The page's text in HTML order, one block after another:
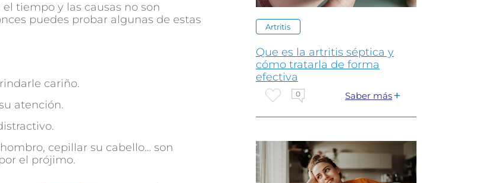
tiempo y las causas no son
puedes probar algunas de estas
cariño.
atención.
cepillar su cabello… son
el prójimo.
Artritis
Que es la artritis séptica y
cómo tratarla de forma
efectiva
0 Saber más